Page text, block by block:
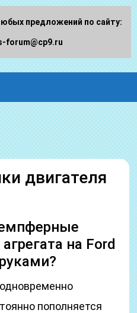
двигателя
на Ford
пополняется
предложений по сайту:
forum@cp9.ru